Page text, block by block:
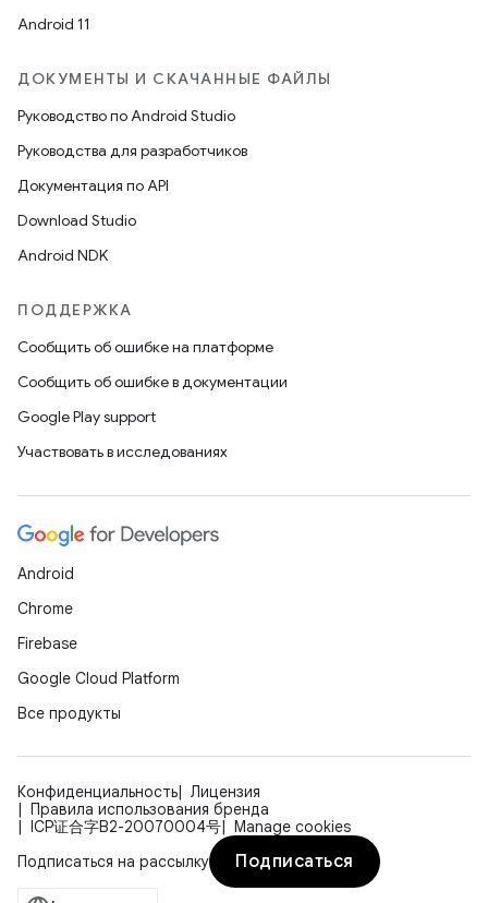
Android 11
ДОКУМЕНТЫ И СКАЧАННЫЕ ФАЙЛЫ
Руководство по Android Studio
Руководства для разработчиков
Документация по API
Download Studio
Android NDK
ПОДДЕРЖКА
Сообщить об ошибке на платформе
Сообщить об ошибке в документации
Google Play support
Участвовать в исследованиях
Android
Chrome
Firebase
Google Cloud Platform
Все продукты
Конфиденциальность
Лицензия
Правила использования бренда
ICP证合字B2-20070004号
Manage cookies
Подписаться на рассылку
Подписаться